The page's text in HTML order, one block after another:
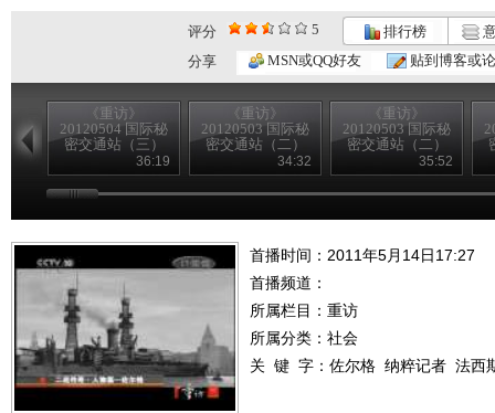
评分 5 排行榜
分享
MSN或QQ好友 贴到博客或
《重访》
20120504 国际秘
密交通站（三）
36:19
《重访》
20120503 国际秘
密交通站（二）
34:32
《重访》
20120503 国际秘
密交通站（二）
35:52
首播时间：2011年5月14日17:27
首播频道：
所属栏目： 重访
所属分类：社会
关 键 字： 佐尔格 纳粹记者 法西